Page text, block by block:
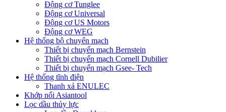
Động cơ Tunglee
Động cơ Universal
Động cơ US Motors
Động cơ WEG
Hệ thống bộ chuyển mạch
Thiết bị chuyển mạch Bernstein
Thiết bị chuyển mạch Cornell Dubilier
Thiết bị chuyển mạch Gsee- Tech
Hệ thống tĩnh điện
Thanh xả ENULEC
Khớp nối Asiantool
Lọc dầu thủy lực